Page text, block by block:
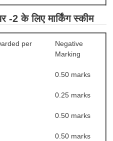
-2 के लिए मार्किंग स्कीम
per
Negative
Marking
0.50 marks
0.25 marks
0.50 marks
0.50 marks